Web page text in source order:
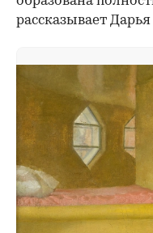
рассказывает